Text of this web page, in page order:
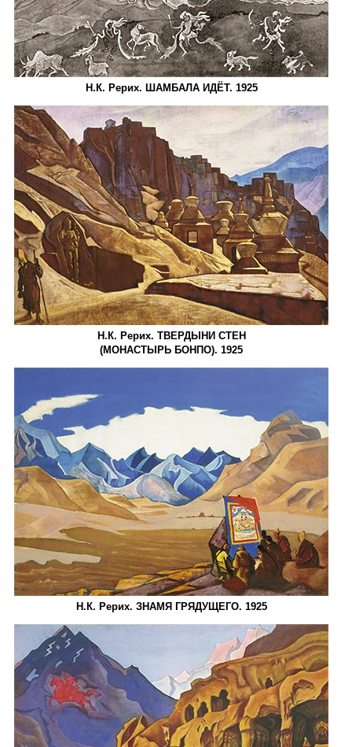
Н.К. Рерих. ШАМБАЛА ИДЁТ. 1925
Н.К. Рерих. ТВЕРДЫНИ СТЕН
(МОНАСТЫРЬ БОНПО). 1925
Н.К. Рерих. ЗНАМЯ ГРЯДУЩЕГО. 1925